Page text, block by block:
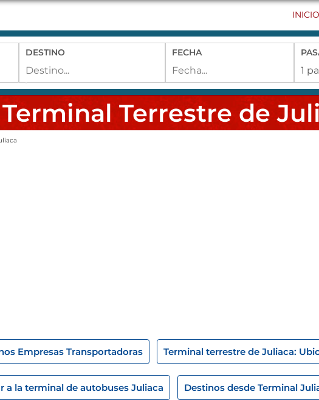
INICIO
DESTINO FECHA
Terminal Terrestre de
Empresas Transportadoras Terminal terrestre de Juliaca:
a la terminal de autobuses Juliaca Destinos desde Terminal